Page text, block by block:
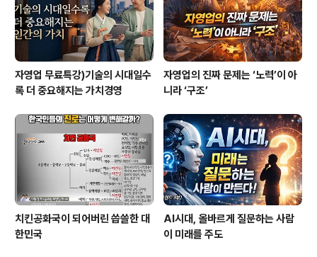
자영업 무료특강)기술의 시대일수
록 더 중요해지는 가치경영
자영업의 진짜 문제는 ‘노력’이 아
니라 ‘구조’
치킨공화국이 되어버린 씁쓸한 대
한민국
AI시대, 올바르게 질문하는 사람
이 미래를 주도